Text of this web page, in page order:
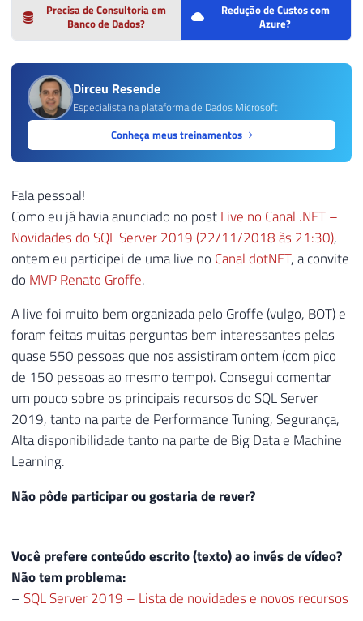
Precisa de Consultoria em
Banco de Dados?
Redução de Custos com
Azure?
Dirceu Resende
Especialista na plataforma de Dados Microsoft
Conheça meus treinamentos
Fala pessoal!
Como eu já havia anunciado no postLive no Canal .NET –
Novidades do SQL Server 2019 (22/11/2018 às 21:30),
ontem eu participei de uma live no Canal dotNET, a convite
do MVP Renato Groffe.
A live foi muito bem organizada pelo Groffe (vulgo, BOT) e
foram feitas muitas perguntas bem interessantes pelas
quase 550 pessoas que nos assistiram ontem (com pico
de 150 pessoas ao mesmo tempo). Consegui comentar
um pouco sobre os principais recursos do SQL Server
2019, tanto na parte de Performance Tuning, Segurança,
Alta disponibilidade tanto na parte de Big Data e Machine
Learning.
Não pôde participar ou gostaria de rever?
Você prefere conteúdo escrito (texto) ao invés de vídeo?
Não tem problema:
–SQL Server 2019 – Lista de novidades e novos recursos